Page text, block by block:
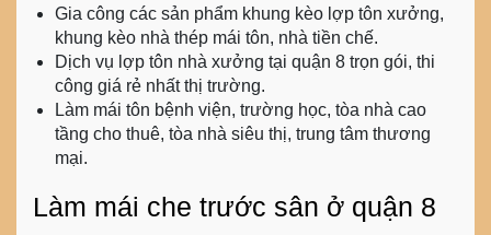
Gia công các sản phẩm khung kèo lợp tôn xưởng,
khung kèo nhà thép mái tôn, nhà tiền chế.
Dịch vụ lợp tôn nhà xưởng tại quận 8 trọn gói, thi
công giá rẻ nhất thị trường.
Làm mái tôn bệnh viện, trường học, tòa nhà cao
tầng cho thuê, tòa nhà siêu thị, trung tâm thương
mại.
Làm mái che trước sân ở quận 8